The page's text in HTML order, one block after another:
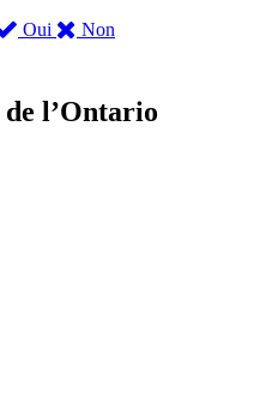
Oui ,
été
Non
m’a
de l’Ontario